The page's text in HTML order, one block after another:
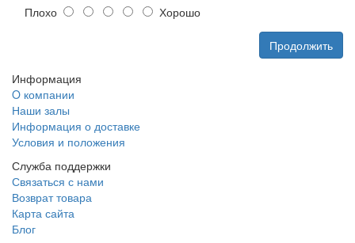
Плохо
Хорошо
Продолжить
Информация
O компании
Наши залы
Информация о доставке
Условия и положения
Служба поддержки
Связаться с нами
Возврат товара
Карта сайта
Блог